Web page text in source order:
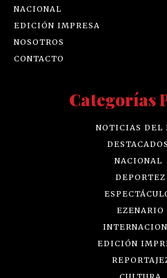
NACIONAL
EDICIÓN IMPRESA
NOSOTROS
CONTACTO
Categorías
NOTICIAS DEL
DESTACADOS
NACIONAL
DEPORTEZ
EZENARIO
EDICIÓN